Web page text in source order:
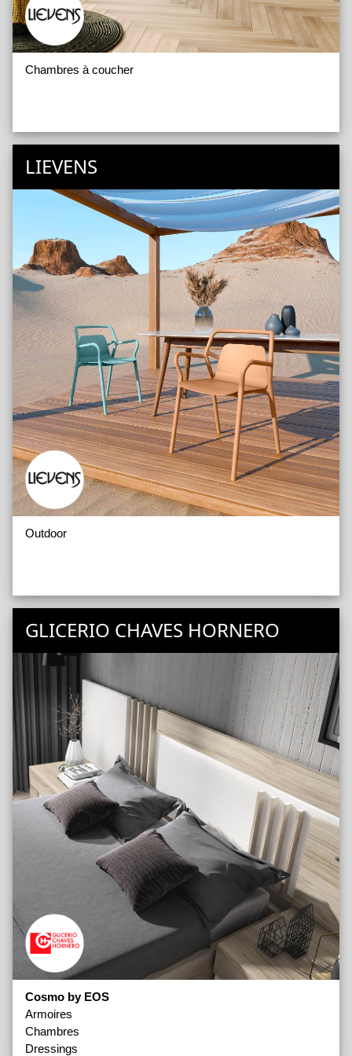
Chambres à coucher
LIEVENS
Outdoor
GLICERIO CHAVES HORNERO
Cosmo by EOS
Armoires
Chambres
Dressings